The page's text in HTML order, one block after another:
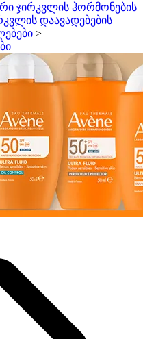
ჯირკვლის ჰორმონების
დაავადებების
>